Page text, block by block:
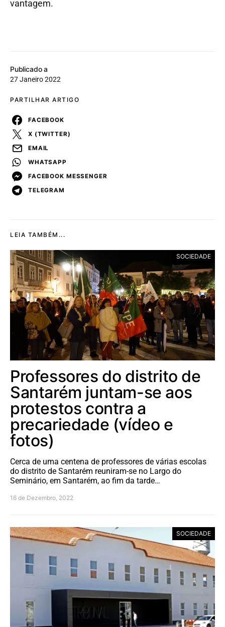
Publicado a
27 Janeiro 2022
PARTILHAR ARTIGO
FACEBOOK
X (TWITTER)
EMAIL
WHATSAPP
FACEBOOK MESSENGER
TELEGRAM
vantagem.
LEIA TAMBÉM...
SOCIEDADE
Professores do distrito de
Santarém juntam-se aos
protestos contra a
precariedade (vídeo e
fotos)
Cerca de uma centena de professores de várias escolas
do distrito de Santarém reuniram-se no Largo do
Seminário, em Santarém, ao fim da tarde…
16 de Dezembro, 2022
SOCIEDADE